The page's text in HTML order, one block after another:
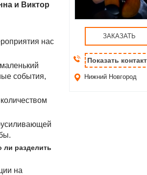
и Виктор
нас
события,
ли разделить
на
ЗАКАЗАТЬ
Показать
Нижний Новгород